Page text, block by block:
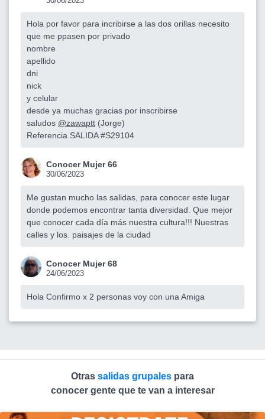
Hola por favor para incribirse a las dos orillas necesito
que me ppasen por privado
nombre
apellido
dni
nick
y celular
desde ya muchas gracias por inscribirse
saludos @zawaptt (Jorge)
Referencia SALIDA #S29104
Conocer Mujer 66
30/06/2023
Me gustan mucho las salidas, para conocer este lugar
donde podemos encontrar tanta diversidad. Que mejor
que conocer cada día más nuestra cultura!!! Nuestras
calles y los. paisajes de la ciudad
Conocer Mujer 68
24/06/2023
Hola Confirmo x 2 personas voy con una Amiga
Otras salidas grupales para
conocer gente que te van a interesar